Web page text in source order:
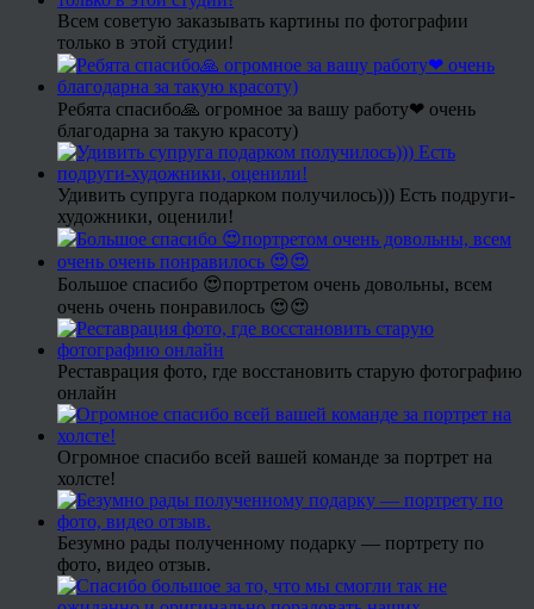
Всем советую заказывать картины по фотографии
только в этой студии!
Ребята спасибо🙏 огромное за вашу работу❤ очень
благодарна за такую красоту)
Удивить супруга подарком получилось))) Есть подруги-
художники, оценили!
Большое спасибо 😍портретом очень довольны, всем
очень очень понравилось 😍😍
Реставрация фото, где восстановить старую фотографию
онлайн
Огромное спасибо всей вашей команде за портрет на
холсте!
Безумно рады полученному подарку — портрету по
фото, видео отзыв.